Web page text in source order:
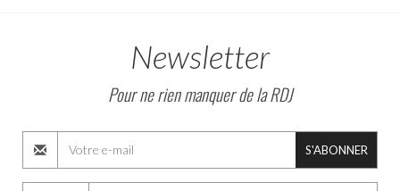
Newsletter
Pour ne rien manquer de la RDJ
S'ABONNER